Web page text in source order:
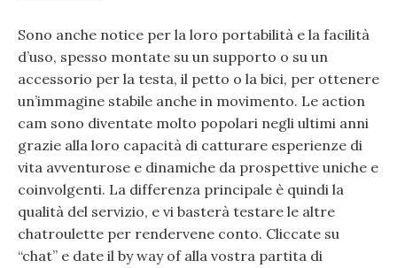
Sono anche notice per la loro portabilità e la facilità
d’uso, spesso montate su un supporto o su un
accessorio per la testa, il petto o la bici, per ottenere
un’immagine stabile anche in movimento. Le action
cam sono diventate molto popolari negli ultimi anni
grazie alla loro capacità di catturare esperienze di
vita avventurose e dinamiche da prospettive uniche e
coinvolgenti. La differenza principale è quindi la
qualità del servizio, e vi basterà testare le altre
chatroulette per rendervene conto. Cliccate su
“chat” e date il by way of alla vostra partita di